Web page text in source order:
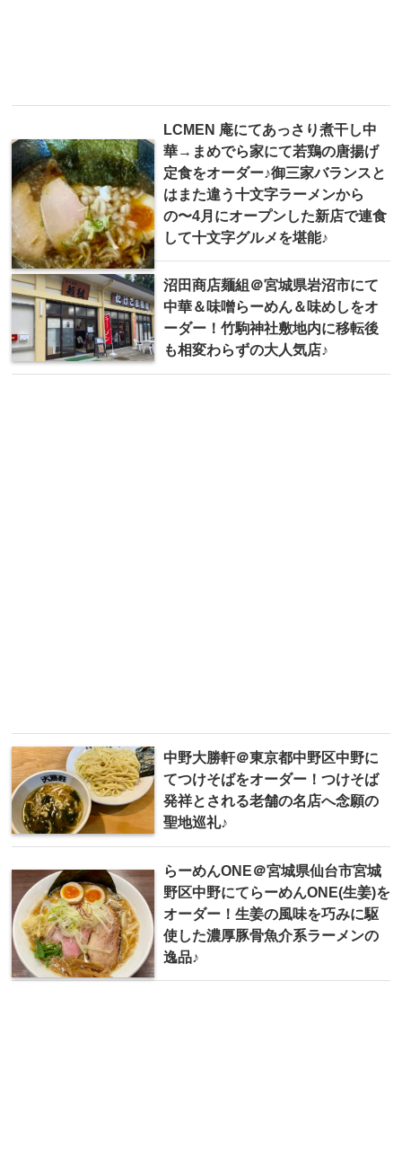
LCMEN 庵にてあっさり煮干し中
華→まめでら家にて若鶏の唐揚げ
定食をオーダー♪御三家バランスと
はまた違う十文字ラーメンから
の〜4月にオープンした新店で連食
して十文字グルメを堪能♪
沼田商店麺組＠宮城県岩沼市にて
中華＆味噌らーめん＆味めしをオ
ーダー！竹駒神社敷地内に移転後
も相変わらずの大人気店♪
中野大勝軒＠東京都中野区中野に
てつけそばをオーダー！つけそば
発祥とされる老舗の名店へ念願の
聖地巡礼♪
らーめんONE＠宮城県仙台市宮城
野区中野にてらーめんONE(生姜)を
オーダー！生姜の風味を巧みに駆
使した濃厚豚骨魚介系ラーメンの
逸品♪